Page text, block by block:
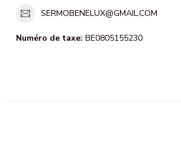
SERMOBENELUX@GMAIL.COM
Numéro de taxe: BE0805155230